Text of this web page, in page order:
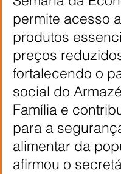
permite acesso a
produtos
preços
fortalecendo o
social do
Família e
para a
alimentar da
afirmou o